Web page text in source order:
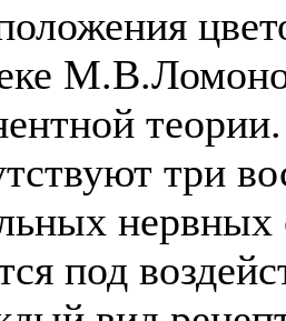
три
под